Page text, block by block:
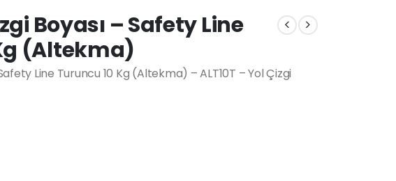
Boyası – Safety Line
(Altekma)
Line Turuncu 10 Kg (Altekma) – ALT10T – Yol Çizgi